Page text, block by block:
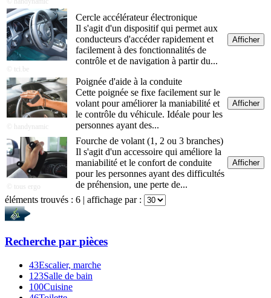
© tci.be
Cercle accélérateur électronique
Il s'agit d'un dispositif qui permet aux
conducteurs d'accéder rapidement et
facilement à des fonctionnalités de
contrôle et de navigation à partir du...
Afficher
© handynamic
Poignée d'aide à la conduite
Cette poignée se fixe facilement sur le
volant pour améliorer la maniabilité et
le contrôle du véhicule. Idéale pour les
personnes ayant des...
Afficher
© tous ergo
Fourche de volant (1, 2 ou 3 branches)
Il s'agit d'un accessoire qui améliore la
maniabilité et le confort de conduite
pour les personnes ayant des difficultés
de préhension, une perte de...
Afficher
éléments trouvés : 6 | affichage par :
Recherche par pièces
43Escalier, marche
123Salle de bain
100Cuisine